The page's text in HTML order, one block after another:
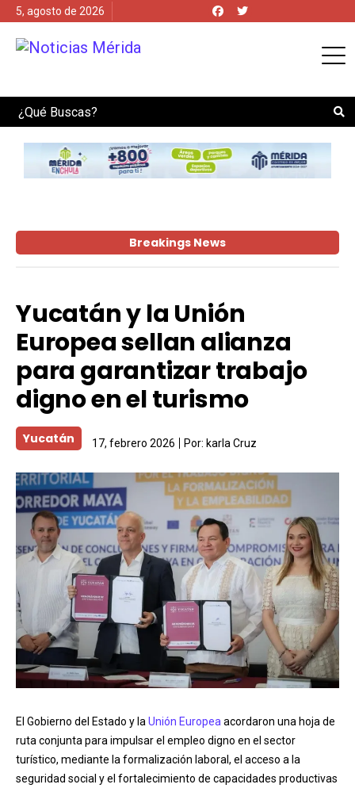
5, agosto de 2026
Search
Breakings News
Yucatán y la Unión
Europea sellan alianza
para garantizar trabajo
digno en el turismo
Yucatán 17, febrero 2026 Por: karla Cruz
El Gobierno del Estado y la Unión Europea acordaron una hoja de
ruta conjunta para impulsar el empleo digno en el sector
turístico, mediante la formalización laboral, el acceso a la
seguridad social y el fortalecimiento de capacidades productivas